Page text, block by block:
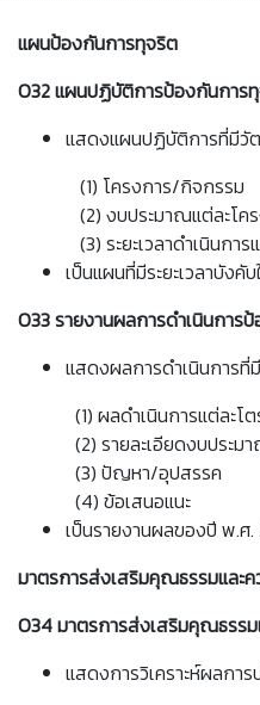
แผนป้องกันการทุจริต
O32 แผนปฏิบัติการป้องกันการ
แสดงแผนปฏิบัติการที่มีวั
(1) โครงการ/กิจกรรม
(2) งบประมาณแต่ละโคร
(3) ระยะเวลาดำเนินการแ
เป็นแผนที่มีระยะเวลาบัง
O33 รายงานผลการดำเนินการ
แสดงผลการดำเนินการที่
(1) ผลดำเนินการแต่ละโต
(2) รายละเอียดงบประมาณ
(3) ปัญหา/อุปสรรค
(4) ข้อเสนอแนะ
เป็นรายงานผลของปี พ.ศ.
มาตรการส่งเสริมคุณธรรมและค
O34 มาตรการส่งเสริมคุณธรรม
แสดงการวิเคราะห์ผลกา